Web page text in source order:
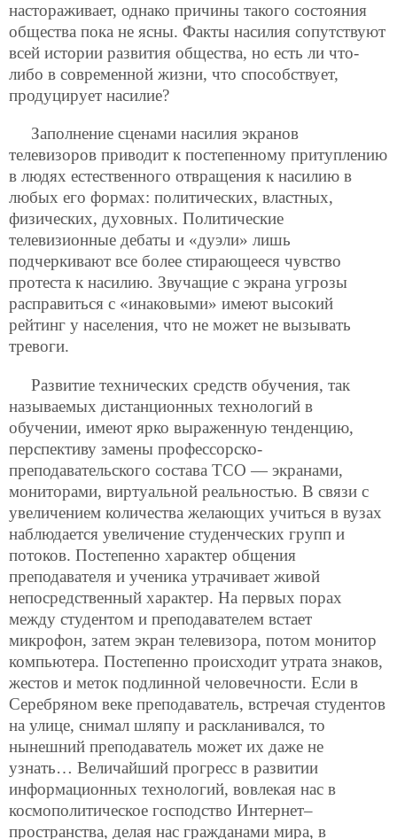
настораживает, однако причины такого состояния
общества пока не ясны. Факты насилия сопутствуют
всей истории развития общества, но есть ли что-
либо в современной жизни, что способствует,
продуцирует насилие?
Заполнение сценами насилия экранов
телевизоров приводит к постепенному притуплению
в людях естественного отвращения к насилию в
любых его формах: политических, властных,
физических, духовных. Политические
телевизионные дебаты и «дуэли» лишь
подчеркивают все более стирающееся чувство
протеста к насилию. Звучащие с экрана угрозы
расправиться с «инаковыми» имеют высокий
рейтинг у населения, что не может не вызывать
тревоги.
Развитие технических средств обучения, так
называемых дистанционных технологий в
обучении, имеют ярко выраженную тенденцию,
перспективу замены профессорско-
преподавательского состава ТСО — экранами,
мониторами, виртуальной реальностью. В связи с
увеличением количества желающих учиться в вузах
наблюдается увеличение студенческих групп и
потоков. Постепенно характер общения
преподавателя и ученика утрачивает живой
непосредственный характер. На первых порах
между студентом и преподавателем встает
микрофон, затем экран телевизора, потом монитор
компьютера. Постепенно происходит утрата знаков,
жестов и меток подлинной человечности. Если в
Серебряном веке преподаватель, встречая студентов
на улице, снимал шляпу и раскланивался, то
нынешний преподаватель может их даже не
узнать… Величайший прогресс в развитии
информационных технологий, вовлекая нас в
космополитическое господство Интернет–
пространства, делая нас гражданами мира, в